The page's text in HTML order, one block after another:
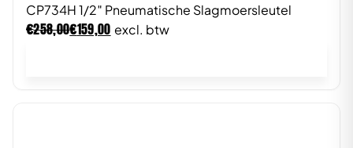
CP734H 1/2″ Pneumatische Slagmoersleutel
€258,00€159,00 excl. btw